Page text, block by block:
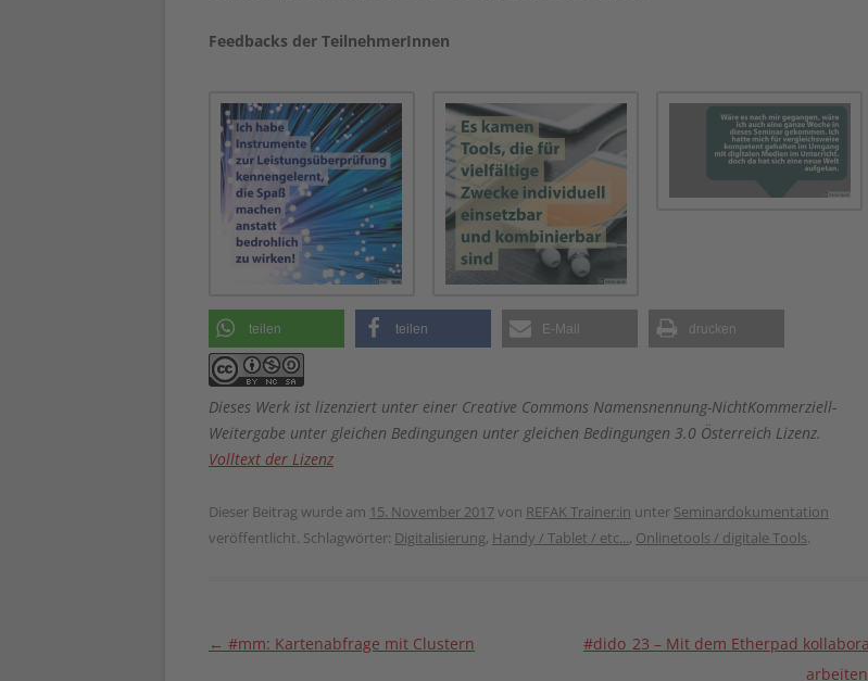
Feedbacks der TeilnehmerInnen
teilen teilen E-Mail drucken
Dieses Werk ist lizenziert unter einer Creative Commons Namensnennung-NichtKommerziell-
Weitergabe unter gleichen Bedingungen unter gleichen Bedingungen 3.0 Österreich Lizenz.
Volltext der Lizenz
Dieser Beitrag wurde am 15. November 2017von REFAK Trainer:in unter Seminardokumentation
veröffentlicht. Schlagwörter: Digitalisierung, Handy / Tablet / etc..., Onlinetools / digitale Tools.
Beitragsnavigation
← #mm: Kartenabfrage mit Clustern
#dido_23 – Mit dem Etherpad
arbeiten